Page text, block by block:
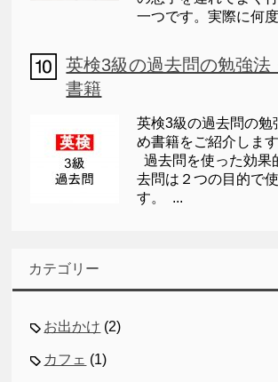
一つです。実際に何
英検3級の過去問の勉強法
書籍
英検3級の過去問の勉
め書籍をご紹介しま
過去問を使った効果
去問は２つの目的で
す。 ...
カテゴリー
お出かけ (2)
カフェ (1)